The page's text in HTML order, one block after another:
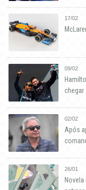
17/02
09/02
chegar
02/02
Após
26/01